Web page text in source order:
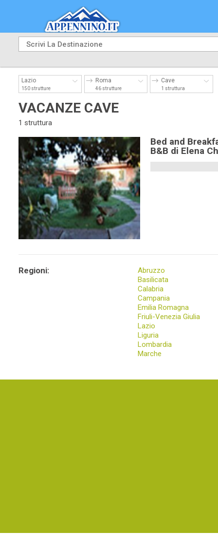
Lazio
150 strutture
Roma
46 strutture
Cave
1 struttura
VACANZE CAVE
1 struttura
Bed and
B&B di Elena
Regioni:
Abruzzo
Basilicata
Calabria
Campania
Emilia Romagna
Friuli-Venezia Giulia
Lazio
Liguria
Lombardia
Marche